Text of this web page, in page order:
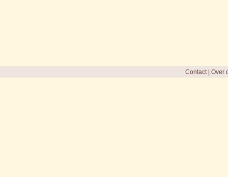
Contact| Over